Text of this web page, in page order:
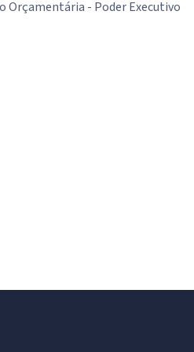
Orçamentária - Poder Executivo